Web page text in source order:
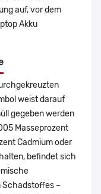
auf, vor dem
Akku
weist darauf
gegeben werden
Masseprozent
Cadmium oder
befindet sich
Schadstoffes –